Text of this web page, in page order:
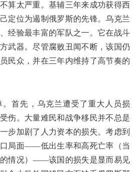
算太严重。基辅三年来成功获得西
定位为遏制俄罗斯的先锋。乌克兰
经验最丰富的军队之一。它在战斗
武器。尽管腐败丑闻不断，该国仍
民众，并在三年内维持了高节奏的
首先，乌克兰遭受了重大人员损
伤。大量难民和战争移民并不总是
步加剧了人力资本的损失。考虑到
局面——低出生率和高死亡率（当
情况）——该国的损失是显而易见